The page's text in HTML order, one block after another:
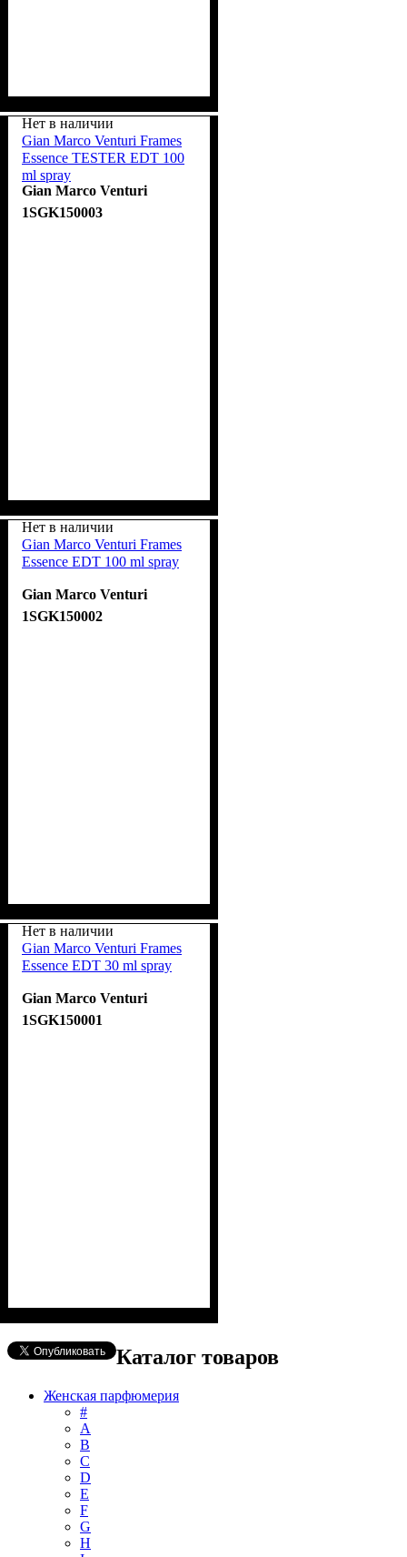
Нет в наличии
Gian Marco Venturi Frames
Essence TESTER EDT 100
ml spray
Gian Marco Venturi
1SGK150003
Нет в наличии
Gian Marco Venturi Frames
Essence EDT 100 ml spray
Gian Marco Venturi
1SGK150002
Нет в наличии
Gian Marco Venturi Frames
Essence EDT 30 ml spray
Gian Marco Venturi
1SGK150001
Каталог товаров
Женская парфюмерия
#
А
B
C
D
E
F
G
H